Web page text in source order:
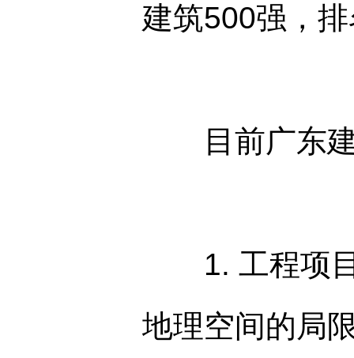
建筑500强，
目前广东建
1. 工程项目
地理空间的局